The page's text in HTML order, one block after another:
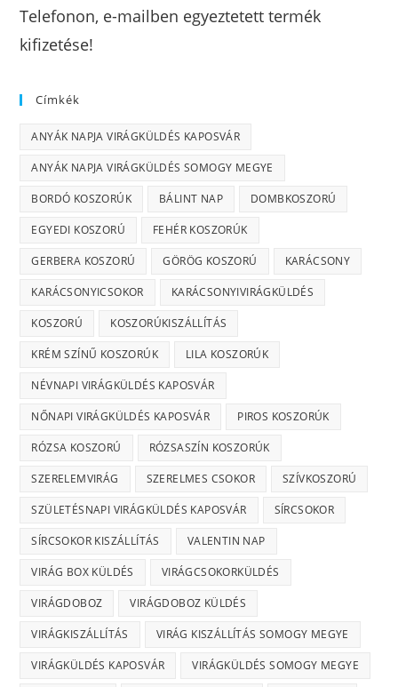
Telefonon, e-mailben egyeztetett termék
kifizetése!
Címkék
ANYÁK NAPJA VIRÁGKÜLDÉS KAPOSVÁR
ANYÁK NAPJA VIRÁGKÜLDÉS SOMOGY MEGYE
BORDÓ KOSZORÚK BÁLINT NAP DOMBKOSZORÚ
EGYEDI KOSZORÚ FEHÉR KOSZORÚK
GERBERA KOSZORÚ GÖRÖG KOSZORÚ KARÁCSONY
KARÁCSONYICSOKOR KARÁCSONYIVIRÁGKÜLDÉS
KOSZORÚ KOSZORÚKISZÁLLÍTÁS
KRÉM SZÍNŰ KOSZORÚK LILA KOSZORÚK
NÉVNAPI VIRÁGKÜLDÉS KAPOSVÁR
NŐNAPI VIRÁGKÜLDÉS KAPOSVÁR PIROS KOSZORÚK
RÓZSA KOSZORÚ RÓZSASZÍN KOSZORÚK
SZERELEMVIRÁG SZERELMES CSOKOR SZÍVKOSZORÚ
SZÜLETÉSNAPI VIRÁGKÜLDÉS KAPOSVÁR SÍRCSOKOR
SÍRCSOKOR KISZÁLLÍTÁS VALENTIN NAP
VIRÁG BOX KÜLDÉS VIRÁGCSOKORKÜLDÉS
VIRÁGDOBOZ VIRÁGDOBOZ KÜLDÉS
VIRÁGKISZÁLLÍTÁS VIRÁG KISZÁLLÍTÁS SOMOGY MEGYE
VIRÁGKÜLDÉS KAPOSVÁR VIRÁGKÜLDÉS SOMOGY MEGYE